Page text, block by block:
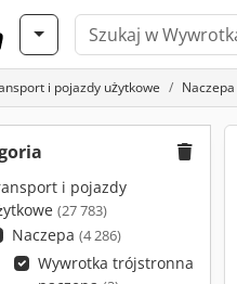
i pojazdy użytkowe Naczepa
i pojazdy
(27 783)
Naczepa (4 286)
Wywrotka trójstronna